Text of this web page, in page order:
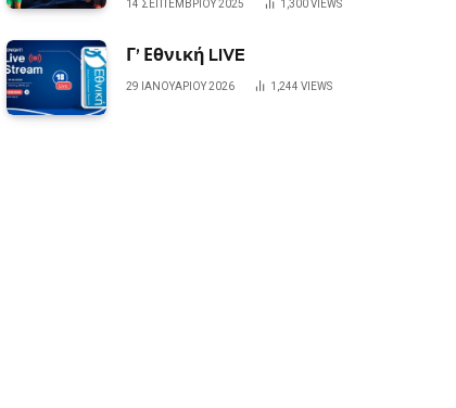
14 ΣΕΠΤΕΜΒΡΊΟΥ 2025 1,300VIEWS
Γ’ Εθνική LIVE
29 ΙΑΝΟΥΑΡΊΟΥ 2026 1,244 VIEWS